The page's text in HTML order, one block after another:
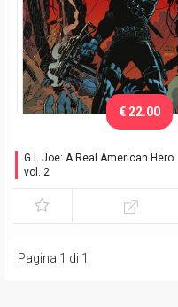
G.I. Joe: A Real American Hero
vol. 2
€ 22.00
Pagina 1 di 1